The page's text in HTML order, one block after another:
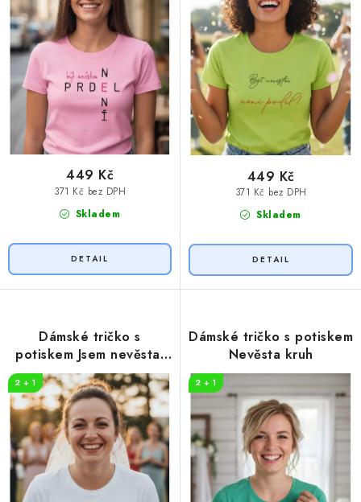
Skladem
371 Kč bez DPH
449 Kč
Skladem
371 Kč bez DPH
449 Kč
Dámské tričko s
potiskem Jsem nevěsta,
vole!
2 + 1
Dámské tričko s potiskem
Nevěsta kruh
2 + 1